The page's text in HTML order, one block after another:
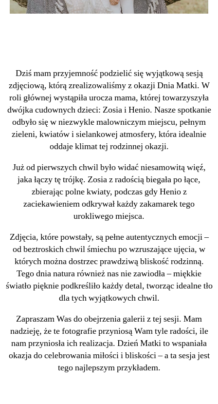
Dziś mam przyjemność podzielić się wyjątkową sesją
zdjęciową, którą zrealizowaliśmy z okazji Dnia Matki. W
roli głównej wystąpiła urocza mama, której towarzyszyła
dwójka cudownych dzieci: Zosia i Henio. Nasze spotkanie
odbyło się w niezwykle malowniczym miejscu, pełnym
zieleni, kwiatów i sielankowej atmosfery, która idealnie
oddaje klimat tej rodzinnej okazji.
Już od pierwszych chwil było widać niesamowitą więź,
jaka łączy tę trójkę. Zosia z radością biegała po łące,
zbierając polne kwiaty, podczas gdy Henio z
zaciekawieniem odkrywał każdy zakamarek tego
urokliwego miejsca.
Zdjęcia, które powstały, są pełne autentycznych emocji –
od beztroskich chwil śmiechu po wzruszające ujęcia, w
których można dostrzec prawdziwą bliskość rodzinną.
Tego dnia natura również nas nie zawiodła – miękkie
światło pięknie podkreśliło każdy detal, tworząc idealne tło
dla tych wyjątkowych chwil.
Zapraszam Was do obejrzenia galerii z tej sesji. Mam
nadzieję, że te fotografie przyniosą Wam tyle radości, ile
nam przyniosła ich realizacja. Dzień Matki to wspaniała
okazja do celebrowania miłości i bliskości – a ta sesja jest
tego najlepszym przykładem.